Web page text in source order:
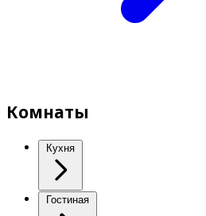
Комнаты
Кухня
Гостиная